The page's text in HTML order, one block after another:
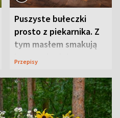
Puszyste bułeczki
prosto z piekarnika. Z
tym masłem smakują
jeszcze lepiej
Przepisy